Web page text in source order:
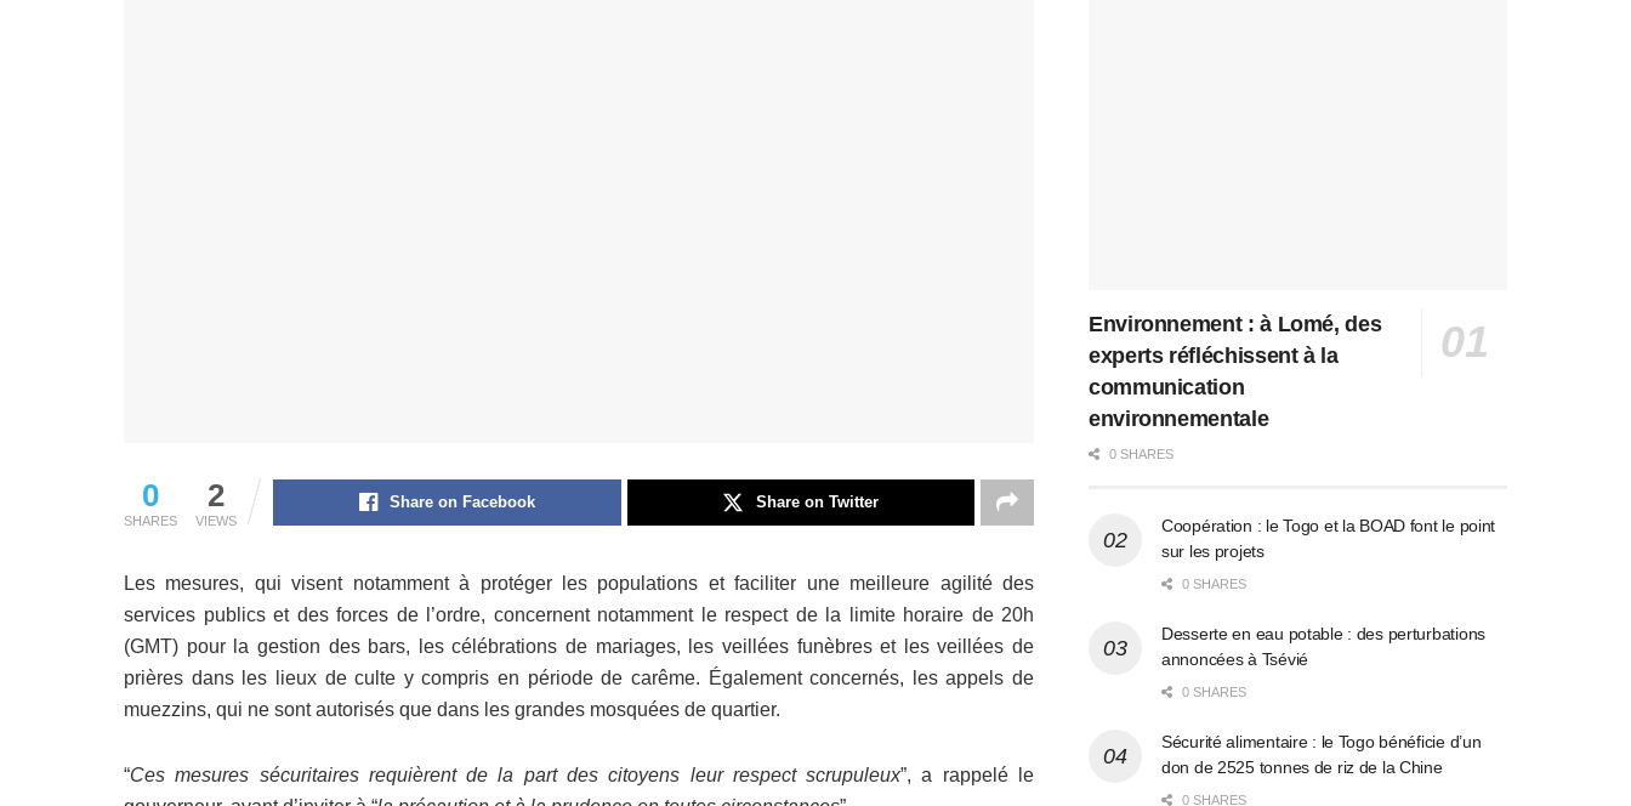
0
SHARES
2
VIEWS
Share on Facebook Share on Twitter
Les mesures, qui visent notamment à protéger les populations et faciliter une meilleure agilité des
services publics et des forces de l’ordre, concernent notamment le respect de la limite horaire de 20h
(GMT) pour la gestion des bars, les célébrations de mariages, les veillées funèbres et les veillées de
prières dans les lieux de culte y compris en période de carême. Également concernés, les appels de
muezzins, qui ne sont autorisés que dans les grandes mosquées de quartier.
“Ces mesures sécuritaires requièrent de la part des citoyens leur respect scrupuleux”, a rappelé le
Environnement : à Lomé, des
experts réfléchissent à la
communication
environnementale
0 SHARES
Coopération : le Togo et la BOAD font le point
sur les projets
0 SHARES
Desserte en eau potable : des perturbations
annoncées à Tsévié
0 SHARES
Sécurité alimentaire : le Togo bénéficie d’un
don de 2525 tonnes de riz de la Chine
0 SHARES